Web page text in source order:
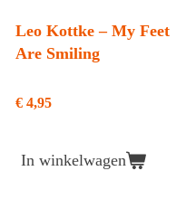
Leo Kottke ‎– My Feet
Are Smiling
€ 4,95
In winkelwagen